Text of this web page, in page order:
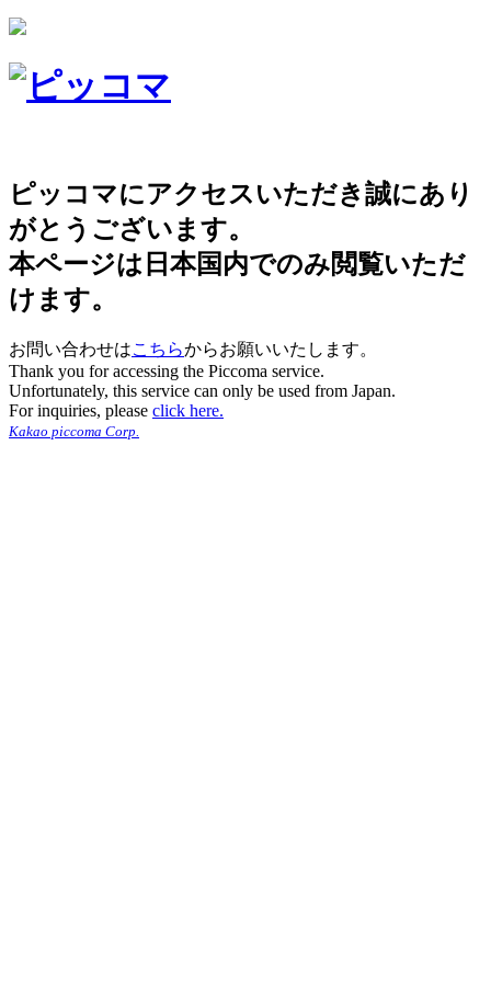
ピッコマにアクセスいただき誠にあり
がとうございます。
本ページは日本国内でのみ閲覧いただ
けます。
お問い合わせはこちらからお願いいたします。
Thank you for accessing the Piccoma service.
Unfortunately, this service can only be used from Japan.
For inquiries, please click here.
Kakao piccoma Corp.